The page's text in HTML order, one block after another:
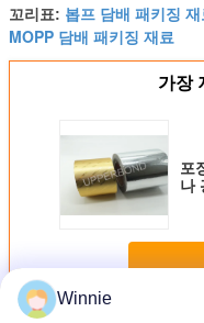
꼬리표: 봅프 담배 패키징 재
MOPP 담배 패키징 재료
가장
포
나
더 많은 것
Winnie